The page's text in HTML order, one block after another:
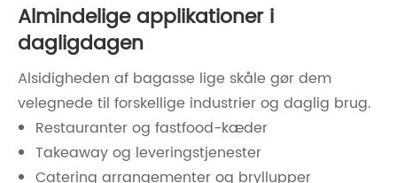
Almindelige applikationer i
dagligdagen
Alsidigheden af ​​bagasse lige skåle gør dem
velegnede til forskellige industrier og daglig brug.
Restauranter og fastfood-kæder
Takeaway og leveringstjenester
Catering arrangementer og bryllupper